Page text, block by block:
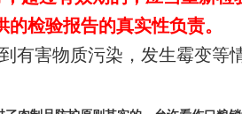
检验报告的真实性负责。
有害物质污染，发生霉变